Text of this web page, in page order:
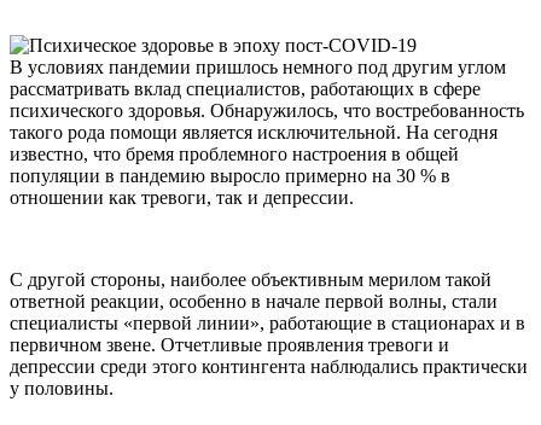
В условиях пандемии пришлось немного под другим углом
рассматривать вклад специалистов, работающих в сфере
психического здоровья. Обнаружилось, что востребованность
такого рода помощи является исключительной. На сегодня
известно, что бремя проблемного настроения в общей
популяции в пандемию выросло примерно на 30 % в
отношении как тревоги, так и депрессии.
С другой стороны, наиболее объективным мерилом такой
ответной реакции, особенно в начале первой волны, стали
специалисты «первой линии», работающие в стационарах и в
первичном звене. Отчетливые проявления тревоги и
депрессии среди этого контингента наблюдались практически
у половины.